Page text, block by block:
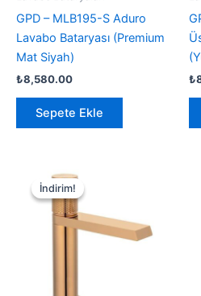
GPD – MLB195-S Aduro
Lavabo Bataryası (Premium
Mat Siyah)
₺8,580.00
Sepete Ekle
₺
İndirim!
İndirim!